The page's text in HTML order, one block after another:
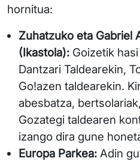
hornitua:
Zuhatzuko eta Gabriel
(Ikastola): Goizetik
Dantzari Taldearekin,
Go!azen taldearekin.
abesbatza,
Gozategi taldearen
izango dira gune
Europa Parkea:Adin